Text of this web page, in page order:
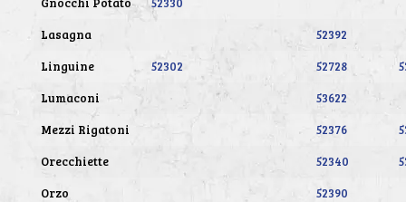
Lasagna
52392
Linguine
52302 52728
Lumaconi
53622
Mezzi Rigatoni
52376
Orecchiette
52340
Orzo
52390